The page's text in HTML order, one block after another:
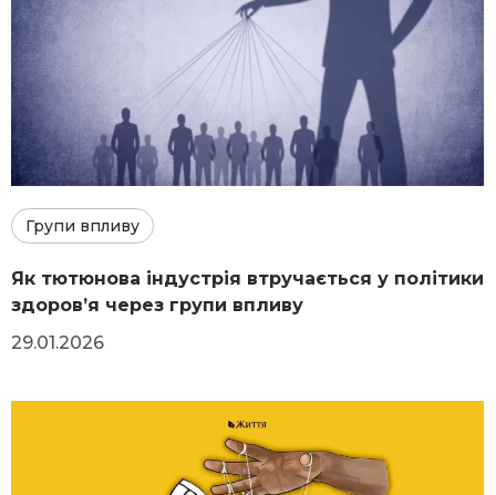
Групи впливу
Як тютюнова індустрія втручається у політики
здоров’я через групи впливу
29.01.2026